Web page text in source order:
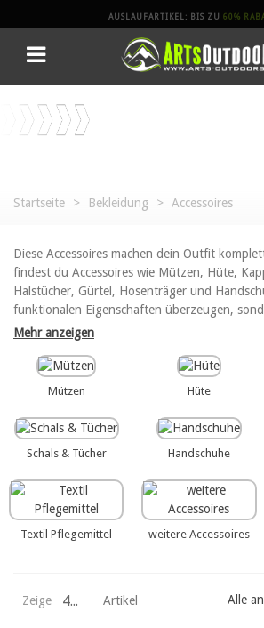
AUSLAUFARTIKEL: BIS ZU 60%
Startseite > Bekleidung > Accessoires
Diese Accessoires machen dein Outfit
findest du Accessoires wie Mützen, Hüte,
Halstücher, Gürtel, Hosenträger und
funktionalen Eigenschaften überzeugen,
Mehr anzeigen
Mützen Hüte
Schals & Tücher Handschuhe
Textil Pflegemittel weitere Accessoires
Zeige 44 Artikel Alle